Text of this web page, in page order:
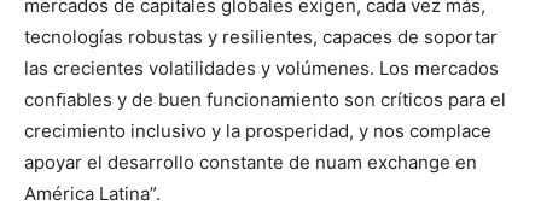
mercados de capitales globales exigen, cada vez más,
tecnologías robustas y resilientes, capaces de soportar
las crecientes volatilidades y volúmenes. Los mercados
conﬁables y de buen funcionamiento son críticos para el
crecimiento inclusivo y la prosperidad, y nos complace
apoyar el desarrollo constante de nuam exchange en
América Latina”.